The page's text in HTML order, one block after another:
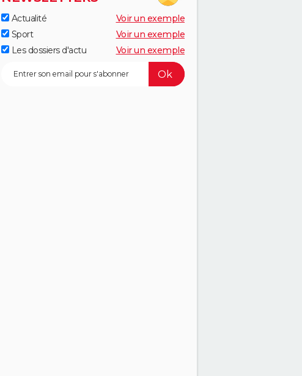
Actualité
Voir un exemple
Sport
Voir un exemple
Les dossiers d'actu
Voir un exemple